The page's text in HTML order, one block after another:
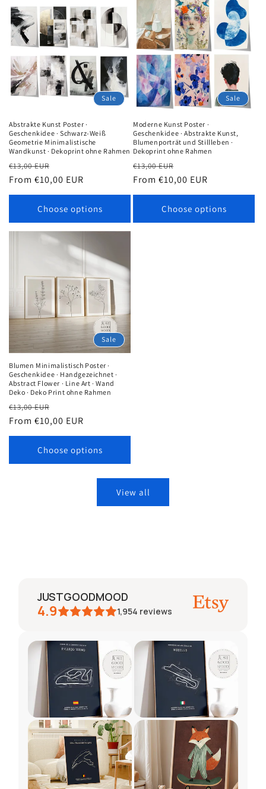
Sale
Abstrakte Kunst Poster ·
Geschenkidee · Schwarz-Weiß
Geometrie Minimalistische
Wandkunst · Dekoprint ohne Rahmen
Regular
price
€13,00 EUR
price
From €10,00 EUR
Choose options
Sale
Moderne Kunst Poster ·
Geschenkidee · Abstrakte Kunst,
Blumenporträt und Stillleben ·
Dekoprint ohne Rahmen
Regular
price
€13,00 EUR
price
From €10,00 EUR
Choose options
Sale
Blumen Minimalistisch Poster ·
Geschenkidee · Handgezeichnet ·
Abstract Flower · Line Art · Wand
Deko · Deko Print ohne Rahmen
Regular
price
€13,00 EUR
price
From €10,00 EUR
Choose options
View all
JUSTGOODMOOD
4.9 1,954 reviews